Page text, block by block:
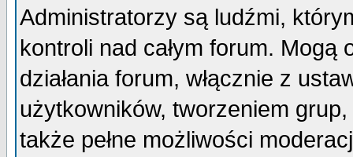
Administratorzy są ludźmi,
kontroli nad całym forum.
działania forum, włącznie z
użytkowników, tworzeniem
także pełne możliwości